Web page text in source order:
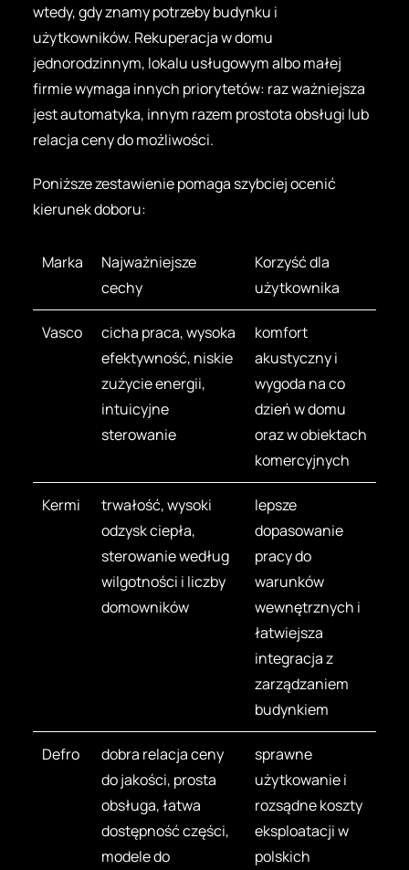
wtedy, gdy znamy potrzeby budynku i
użytkowników. Rekuperacja w domu
jednorodzinnym, lokalu usługowym albo małej
firmie wymaga innych priorytetów: raz ważniejsza
jest automatyka, innym razem prostota obsługi lub
relacja ceny do możliwości.
Poniższe zestawienie pomaga szybciej ocenić
kierunek doboru:
Marka
Najważniejsze
cechy
Korzyść dla
użytkownika
Vasco
cicha praca, wysoka
efektywność, niskie
zużycie energii,
intuicyjne
sterowanie
komfort
akustyczny i
wygoda na co
dzień w domu
oraz w obiektach
komercyjnych
Kermi
trwałość, wysoki
odzysk ciepła,
sterowanie według
wilgotności i liczby
domowników
lepsze
dopasowanie
pracy do
warunków
wewnętrznych i
łatwiejsza
integracja z
zarządzaniem
budynkiem
Defro
dobra relacja ceny
do jakości, prosta
obsługa, łatwa
dostępność części,
modele do
sprawne
użytkowanie i
rozsądne koszty
eksploatacji w
polskich